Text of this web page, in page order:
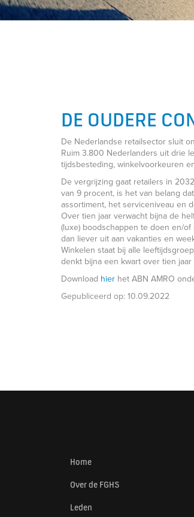
DE OUDERE
De Nederlandse retailsector sluit
Ruim 3.800 Nederlanders uit drie
tijdsbesteding, winkelvoorkeuren
De vergrijzing gaat retailers in
van 9 procent, is het van belang
assortiment, het serviceniveau en
Over tien jaar verwacht bijna de
(luxe) boodschappen te doen en/
dan liever uit aan vakanties en
Winkelen staat bij alle
denkt bijna een kwart over tien
Download hier het ABN AMRO
Gepubliceerd op: 10.09.2022
Home
Over de FGHS
Leden